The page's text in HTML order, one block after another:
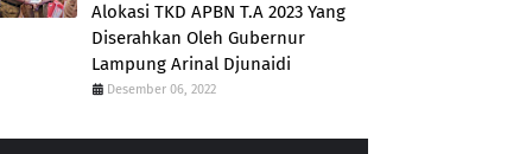
Alokasi TKD APBN T.A 2023 Yang
Diserahkan Oleh Gubernur
Lampung Arinal Djunaidi
Desember 06, 2022